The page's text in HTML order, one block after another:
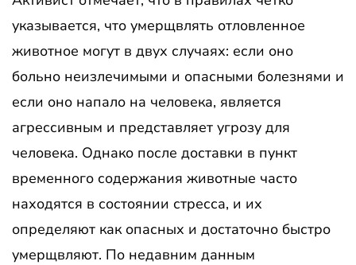
указывается, что умерщвлять отловленное
животное могут в двух случаях: если оно
больно неизлечимыми и опасными болезнями и
если оно напало на человека, является
агрессивным и представляет угрозу для
человека. Однако после доставки в пункт
временного содержания животные часто
находятся в состоянии стресса, и их
определяют как опасных и достаточно быстро
умерщвляют. По недавним данным